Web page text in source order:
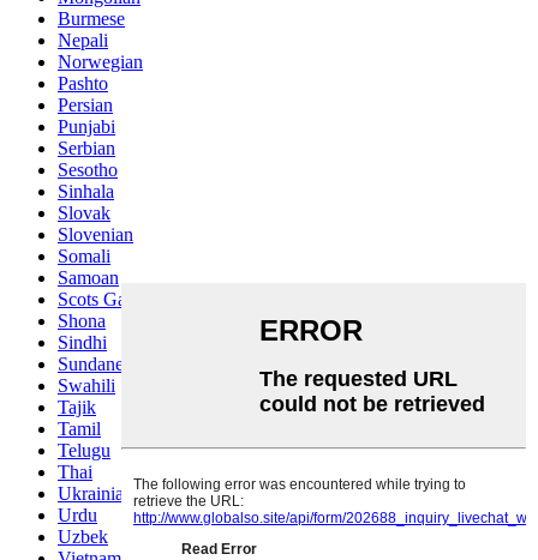
Burmese
Nepali
Norwegian
Pashto
Persian
Punjabi
Serbian
Sesotho
Sinhala
Slovak
Slovenian
Somali
Samoan
Scots Gaelic
Shona
Sindhi
Sundanese
Swahili
Tajik
Tamil
Telugu
Thai
Ukrainian
Urdu
Uzbek